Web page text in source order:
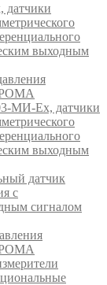
выходным
Ех, датчики
выходным
датчик
с
сигналом